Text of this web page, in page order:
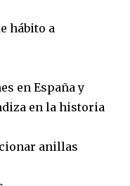
hábito a
en España y
en la historia
anillas